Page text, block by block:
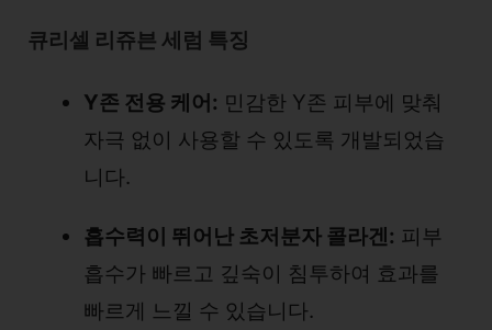
큐리셀 리쥬븐 세럼 특징
Y존 전용 케어: 민감한 Y존 피부에 맞춰
자극 없이 사용할 수 있도록 개발되었습
니다.
흡수력이 뛰어난 초저분자 콜라겐: 피부
흡수가 빠르고 깊숙이 침투하여 효과를
빠르게 느낄 수 있습니다.